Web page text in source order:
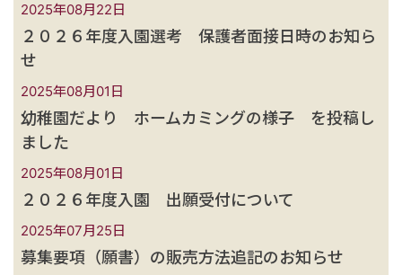
2025年08月22日
２０２６年度入園選考 保護者面接日時のお知ら
せ
2025年08月01日
幼稚園だより ホームカミングの様子 を投稿し
ました
2025年08月01日
２０２６年度入園 出願受付について
2025年07月25日
募集要項（願書）の販売方法追記のお知らせ